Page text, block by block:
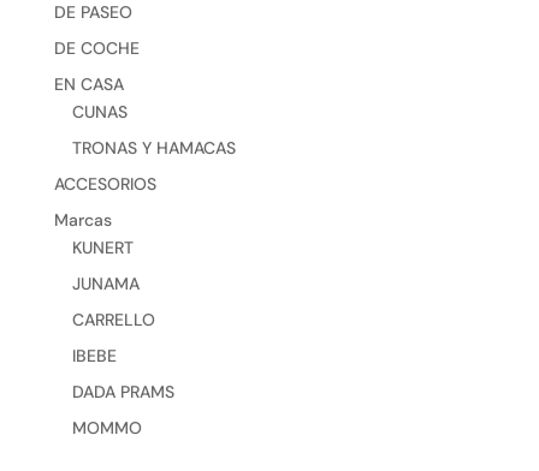
DE PASEO
DE COCHE
EN CASA
CUNAS
TRONAS Y HAMACAS
ACCESORIOS
Marcas
KUNERT
JUNAMA
CARRELLO
IBEBE
DADA PRAMS
MOMMO